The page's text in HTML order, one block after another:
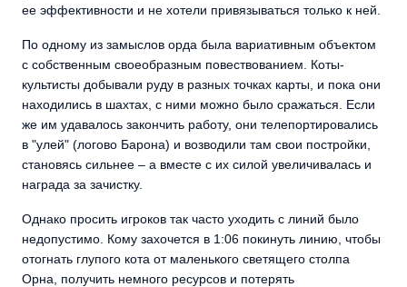
ее эффективности и не хотели привязываться только к ней.
По одному из замыслов орда была вариативным объектом
с собственным своеобразным повествованием. Коты-
культисты добывали руду в разных точках карты, и пока они
находились в шахтах, с ними можно было сражаться. Если
же им удавалось закончить работу, они телепортировались
в "улей" (логово Барона) и возводили там свои постройки,
становясь сильнее – а вместе с их силой увеличивалась и
награда за зачистку.
Однако просить игроков так часто уходить с линий было
недопустимо. Кому захочется в 1:06 покинуть линию, чтобы
отогнать глупого кота от маленького светящего столпа
Орна, получить немного ресурсов и потерять